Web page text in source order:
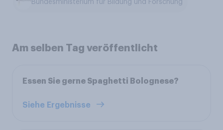
Bundesministerium für Bildung und Forschung
Am selben Tag veröffentlicht
Essen Sie gerne Spaghetti Bolognese?
Siehe Ergebnisse